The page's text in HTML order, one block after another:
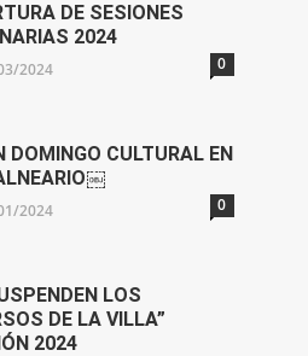
DE SESIONES
2024
2024 0
DOMINGO CULTURAL EN
2024 0
LOS
DE LA VILLA”
2024